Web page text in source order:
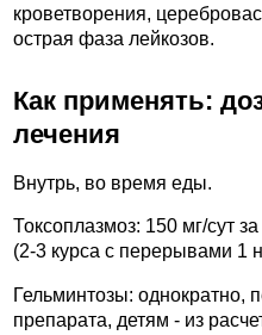
кроветворения,
острая фаза лейкозов.
Как применять:
лечения
Внутрь, во время еды.
Токсоплазмоз: 150 мг/сут
(2-3 курса с перерывами 1
Гельминтозы: однократно,
препарата, детям - из